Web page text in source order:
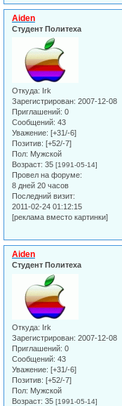
Aiden
Студент Политеха
Откуда: Irk
Зарегистрирован: 2007-12-08
Приглашений: 0
Сообщений: 43
Уважение: [+31/-6]
Позитив: [+52/-7]
Пол: Мужской
Возраст: 35 [1991-05-14]
Провел на форуме:
8 дней 20 часов
Последний визит:
2011-02-24 01:12:15
[реклама вместо картинки]
Aiden
Студент Политеха
Откуда: Irk
Зарегистрирован: 2007-12-08
Приглашений: 0
Сообщений: 43
Уважение: [+31/-6]
Позитив: [+52/-7]
Пол: Мужской
Возраст: 35 [1991-05-14]